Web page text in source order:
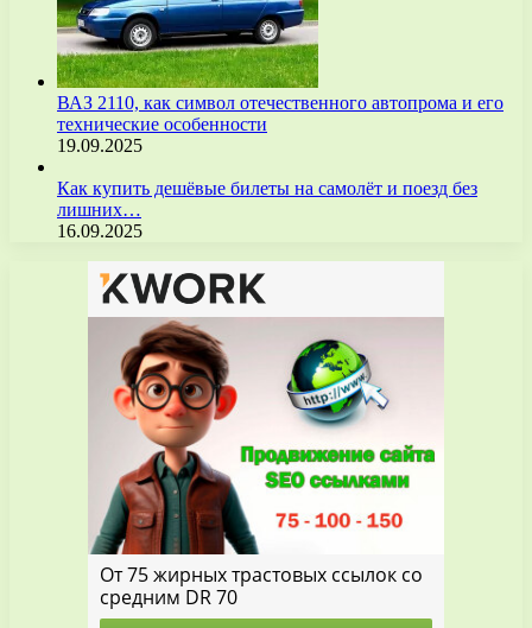
ВАЗ 2110, как символ отечественного автопрома и его
технические особенности
19.09.2025
Как купить дешёвые билеты на самолёт и поезд без
лишних…
16.09.2025